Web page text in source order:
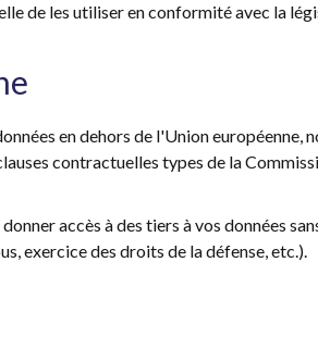
de les utiliser en conformité avec la
en dehors de l'Union européenne,
contractuelles types de la
accès à des tiers à vos données
exercice des droits de la défense, etc.).